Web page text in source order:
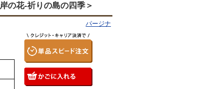
の花-祈りの島の四季＞
パージナ